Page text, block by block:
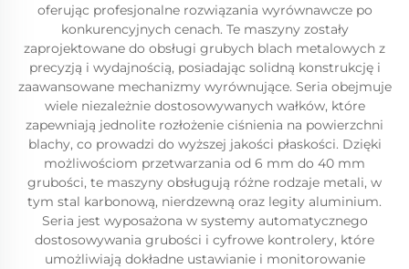
oferując profesjonalne rozwiązania wyrównawcze po
konkurencyjnych cenach. Te maszyny zostały
zaprojektowane do obsługi grubych blach metalowych z
precyzją i wydajnością, posiadając solidną konstrukcję i
zaawansowane mechanizmy wyrównujące. Seria obejmuje
wiele niezależnie dostosowywanych wałków, które
zapewniają jednolite rozłożenie ciśnienia na powierzchni
blachy, co prowadzi do wyższej jakości płaskości. Dzięki
możliwościom przetwarzania od 6 mm do 40 mm
grubości, te maszyny obsługują różne rodzaje metali, w
tym stal karbonową, nierdzewną oraz legity aluminium.
Seria jest wyposażona w systemy automatycznego
dostosowywania grubości i cyfrowe kontrolery, które
umożliwiają dokładne ustawianie i monitorowanie